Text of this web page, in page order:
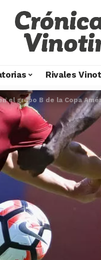
Rivales
el grupo B de la Copa